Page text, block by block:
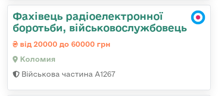
Фахівець радіоелектронної
боротьби, військовослужбовець
від 20000 до 60000 грн
Коломия
Військова частина А1267